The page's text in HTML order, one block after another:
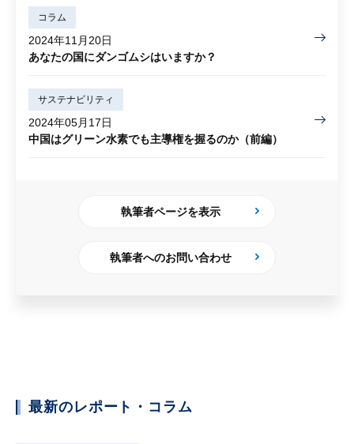
コラム
2024年11月20日
あなたの国にダンゴムシはいますか？
サステナビリティ
2024年05月17日
中国はグリーン水素でも主導権を握るのか（前編）
執筆者ページを表示
執筆者へのお問い合わせ
最新のレポート・コラム